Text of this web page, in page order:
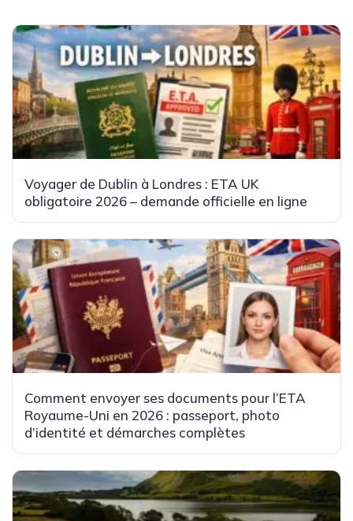
Voyager de Dublin à Londres : ETA UK
obligatoire 2026 – demande officielle en ligne
Comment envoyer ses documents pour l’ETA
Royaume-Uni en 2026 : passeport, photo
d’identité et démarches complètes